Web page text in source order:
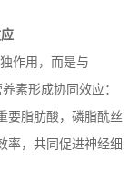
作用，而是与
素形成协同效应：
要脂肪酸，磷脂酰丝
率，共同促进神经细